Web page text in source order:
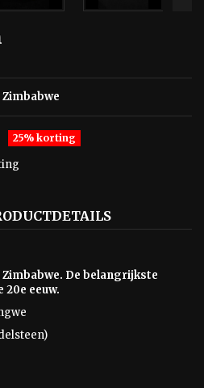
25% korting
De belangrijkste
eeuw.